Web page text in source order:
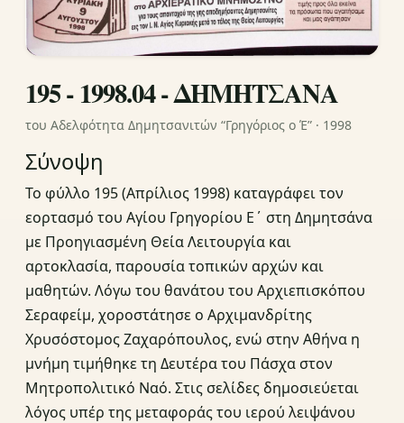
195 - 1998.04 - ΔΗΜΗΤΣΑΝΑ
του Αδελφότητα Δημητσανιτών “Γρηγόριος ο Έ” · 1998
Σύνοψη
Το φύλλο 195 (Απρίλιος 1998) καταγράφει τον
εορτασμό του Αγίου Γρηγορίου Ε΄ στη Δημητσάνα
με Προηγιασμένη Θεία Λειτουργία και
αρτοκλασία, παρουσία τοπικών αρχών και
μαθητών. Λόγω του θανάτου του Αρχιεπισκόπου
Σεραφείμ, χοροστάτησε ο Αρχιμανδρίτης
Χρυσόστομος Ζαχαρόπουλος, ενώ στην Αθήνα η
μνήμη τιμήθηκε τη Δευτέρα του Πάσχα στον
Μητροπολιτικό Ναό. Στις σελίδες δημοσιεύεται
λόγος υπέρ της μεταφοράς του ιερού λειψάνου